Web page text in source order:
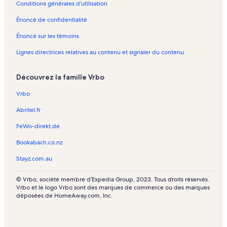
Longstay – Boa Vista
Longstay – Sal
Conditions générales d’utilisation
Énoncé de confidentialité
Énoncé sur les témoins
Lignes directrices relatives au contenu et signaler du contenu
Découvrez la famille Vrbo
Vrbo
Abritel.fr
FeWo-direkt.de
Bookabach.co.nz
Stayz.com.au
© Vrbo, société membre d’Expedia Group, 2023. Tous droits réservés.
Vrbo et le logo Vrbo sont des marques de commerce ou des marques
déposées de HomeAway.com, Inc.